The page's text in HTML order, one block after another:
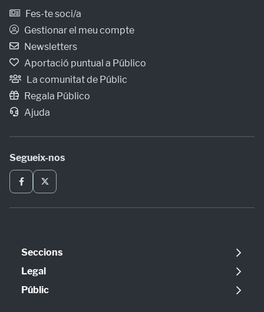
Fes-te soci/a
Gestionar el meu compte
Newsletters
Aportació puntual a Público
La comunitat de Públic
Regala Público
Ajuda
Segueix-nos
Seccions
Política
Opinió
Legal
Avís legal
Públic